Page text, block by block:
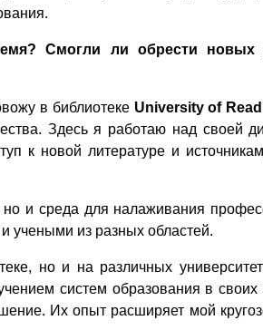
.
Смогли ли обрести новых
в библиотеке University of
Здесь я работаю над своей
к новой литературе и
но и среда для налаживания
и учеными из разных областей.
но и на различных
систем образования в
Их опыт расширяет мой